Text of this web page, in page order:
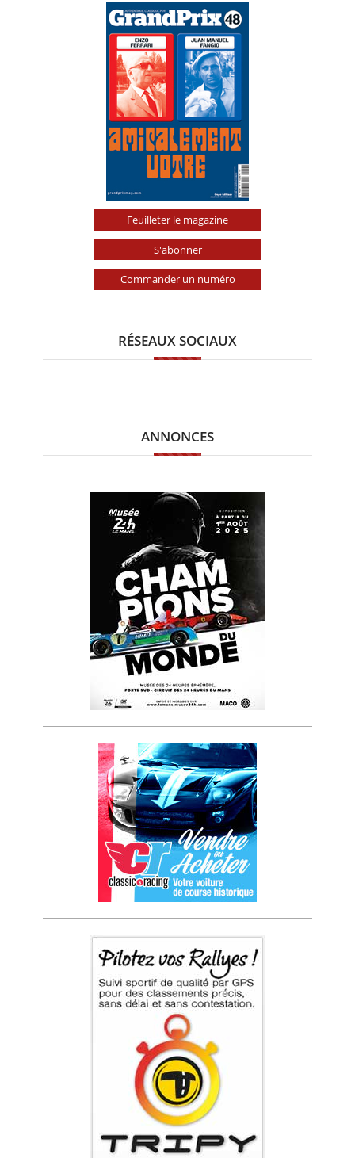
Feuilleter le magazine
S'abonner
Commander un numéro
RÉSEAUX SOCIAUX
ANNONCES